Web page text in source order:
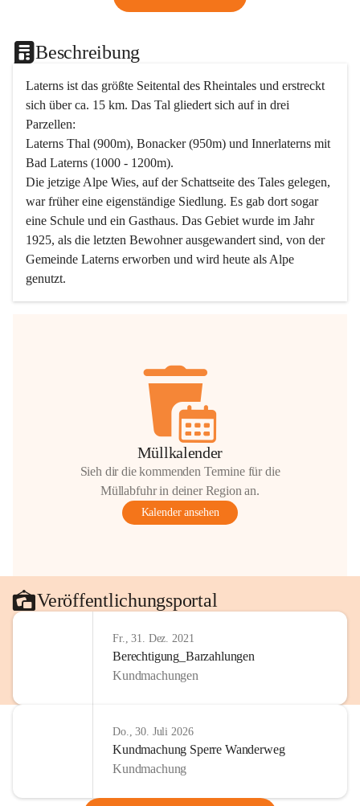
Beschreibung
Laterns ist das größte Seitental des Rheintales und erstreckt
sich über ca. 15 km. Das Tal gliedert sich auf in drei
Parzellen:
Laterns Thal (900m), Bonacker (950m) und Innerlaterns mit
Bad Laterns (1000 - 1200m).
Die jetzige Alpe Wies, auf der Schattseite des Tales gelegen,
war früher eine eigenständige Siedlung. Es gab dort sogar
eine Schule und ein Gasthaus. Das Gebiet wurde im Jahr
1925, als die letzten Bewohner ausgewandert sind, von der
Gemeinde Laterns erworben und wird heute als Alpe
genutzt.
Müllkalender
Sieh dir die kommenden Termine für die
Müllabfuhr in deiner Region an.
Kalender ansehen
Veröffentlichungsportal
Fr., 31. Dez. 2021
Berechtigung_Barzahlungen
Kundmachungen
Do., 30. Juli 2026
Kundmachung Sperre Wanderweg
Kundmachung